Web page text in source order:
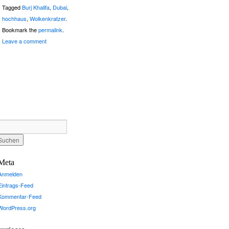
TaggedBurj Khalifa, Dubai,
hochhaus, Wolkenkratzer.
Bookmark thepermalink.
Leave a comment
Feed
Feed